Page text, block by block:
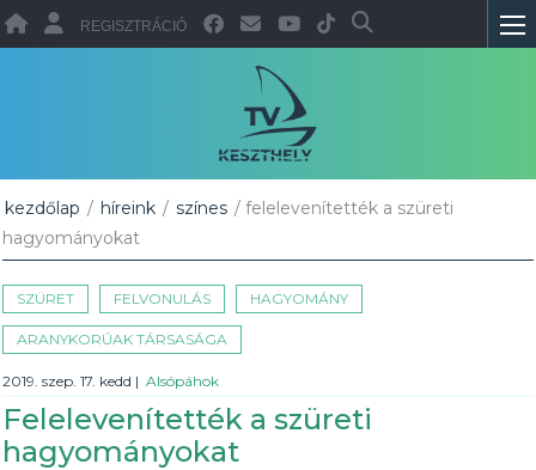
REGISZTRÁCIÓ
kezdőlap / híreink / színes / felelevenítették a szüreti
hagyományokat
SZÜRET FELVONULÁS HAGYOMÁNY
ARANYKORÚAK TÁRSASÁGA
2019. szep. 17. kedd | Alsópáhok
Felelevenítették a szüreti
hagyományokat